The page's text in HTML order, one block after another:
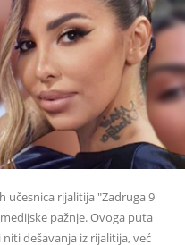
učesnica rijalitija "Zadruga 9
pažnje. Ovoga puta
dešavanja iz rijalitija, već